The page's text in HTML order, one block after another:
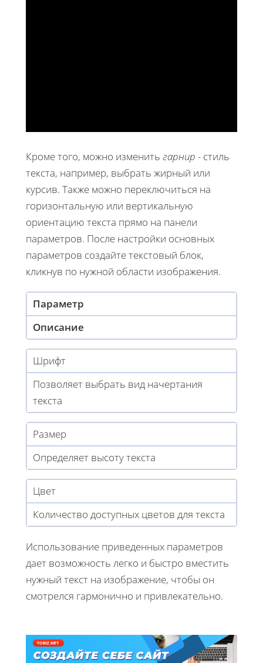
Кроме того, можно изменить гарнир - стиль
текста, например, выбрать жирный или
курсив. Также можно переключиться на
горизонтальную или вертикальную
ориентацию текста прямо на панели
параметров. После настройки основных
параметров создайте текстовый блок,
кликнув по нужной области изображения.
Параметр
Описание
Шрифт
Позволяет выбрать вид начертания
текста
Размер
Определяет высоту текста
Цвет
Количество доступных цветов для текста
Использование приведенных параметров
дает возможность легко и быстро вместить
нужный текст на изображение, чтобы он
смотрелся гармонично и привлекательно.